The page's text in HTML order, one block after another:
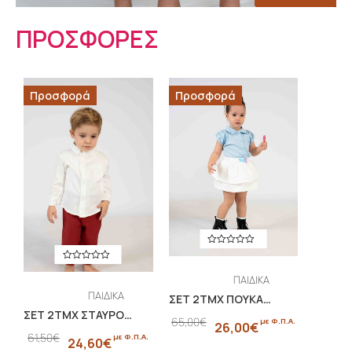
ΠΡΟΣΦΟΡΕΣ
Προσφορά
ΠΑΙΔΙΚΑ
,
ΒΡΕΦΙΚΑ
ΣΕΤ 2ΤΜΧ ΣΤΑΥΡΟΚΟΥΜΠΩΤΟ ΠΟΥΚΑΜΙΣΟ ΚΑΙ ΠΑΝΤΕΛΟΝΙ ΑΠΟ ΦΥΣΙΚΗ ΒΙΣΚΟΖΗ MINIMO.BYCH
61,50€ 24,60€με Φ.Π.Α.
Προσφορά
ΠΑΙΔΙΚΑ
,
ΒΡΕΦΙΚΑ
,
ΣΕΤ 2ΤΜΧ ΠΟΥΚΑΜΙΣΟ ΠΟΠΛΙΝΑ ΜΕ ΣΤΡΑΣ ΚΑΙ ΦΟΥΣΤΑ ΜΕ ΒΟΛΑΝ
65,00€ 26,00€με Φ.Π.Α.